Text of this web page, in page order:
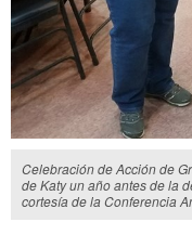
Celebración de Acción de
de Katy un año antes de la
cortesía de la Conferencia